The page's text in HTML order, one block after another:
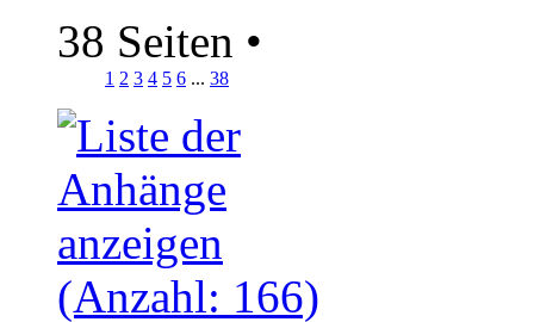
38 Seiten •
1 2 3 4 5 6 ... 38